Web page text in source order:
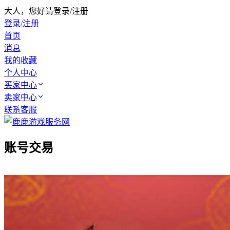
大人，您好请登录/注册
登录/注册
首页
消息
我的收藏
个人中心
买家中心
卖家中心
联系客服
账号交易